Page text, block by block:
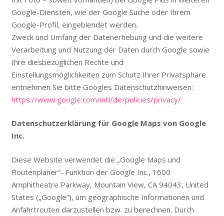
Google-Diensten, wie der Google Suche oder Ihrem
Google-Profil, eingeblendet werden.
Zweck und Umfang der Datenerhebung und die weitere
Verarbeitung und Nutzung der Daten durch Google sowie
Ihre diesbezüglichen Rechte und
Einstellungsmöglichkeiten zum Schutz Ihrer Privatsphäre
entnehmen Sie bitte Googles Datenschutzhinweisen:
https://www.google.com/intl/de/policies/privacy/
Datenschutzerklärung für Google Maps von Google
Inc.
Diese Website verwendet die „Google Maps und
Routenplaner“- Funktion der Google Inc., 1600
Amphitheatre Parkway, Mountain View, CA 94043, United
States („Google“), um geographische Informationen und
Anfahrtrouten darzustellen bzw. zu berechnen. Durch